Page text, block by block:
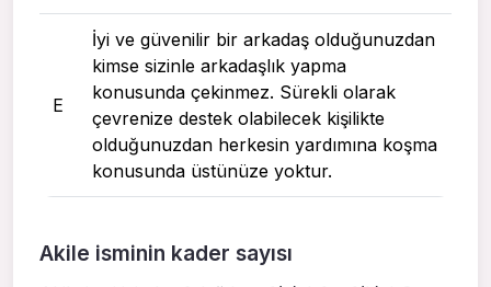
E
İyi ve güvenilir bir arkadaş olduğunuzdan
kimse sizinle arkadaşlık yapma
konusunda çekinmez. Sürekli olarak
çevrenize destek olabilecek kişilikte
olduğunuzdan herkesin yardımına koşma
konusunda üstünüze yoktur.
Akile isminin kader sayısı